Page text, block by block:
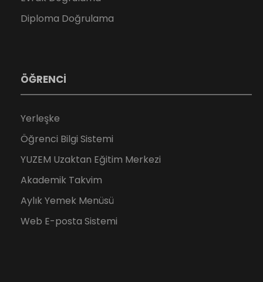
Diploma Doğrulama
ÖĞRENCİ
Yerleşke
Öğrenci Bilgi Sistemi
YUZEM Uzaktan Eğitim Merkezi
Akademik Takvim
Aylık Yemek Menüsü
Web E-posta Sistemi